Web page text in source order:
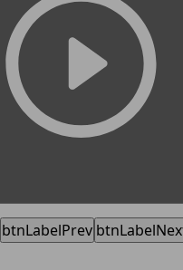
btnLabelPrev